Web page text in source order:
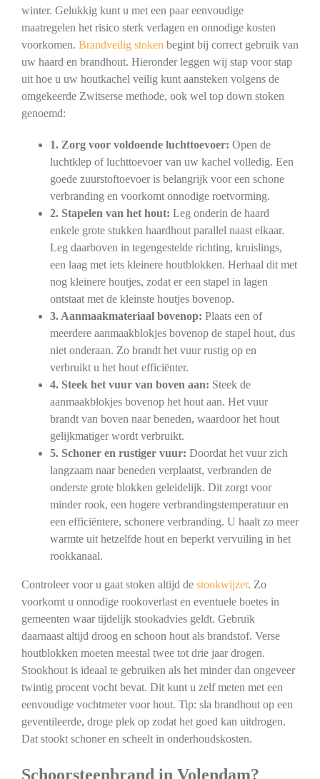
winter. Gelukkig kunt u met een paar eenvoudige
maatregelen het risico sterk verlagen en onnodige kosten
voorkomen. Brandveilig stoken begint bij correct gebruik van
uw haard en brandhout. Hieronder leggen wij stap voor stap
uit hoe u uw houtkachel veilig kunt aansteken volgens de
omgekeerde Zwitserse methode, ook wel top down stoken
genoemd:
1. Zorg voor voldoende luchttoevoer: Open de
luchtklep of luchttoevoer van uw kachel volledig. Een
goede zuurstoftoevoer is belangrijk voor een schone
verbranding en voorkomt onnodige roetvorming.
2. Stapelen van het hout: Leg onderin de haard
enkele grote stukken haardhout parallel naast elkaar.
Leg daarboven in tegengestelde richting, kruislings,
een laag met iets kleinere houtblokken. Herhaal dit met
nog kleinere houtjes, zodat er een stapel in lagen
ontstaat met de kleinste houtjes bovenop.
3. Aanmaakmateriaal bovenop: Plaats een of
meerdere aanmaakblokjes bovenop de stapel hout, dus
niet onderaan. Zo brandt het vuur rustig op en
verbruikt u het hout efficiënter.
4. Steek het vuur van boven aan: Steek de
aanmaakblokjes bovenop het hout aan. Het vuur
brandt van boven naar beneden, waardoor het hout
gelijkmatiger wordt verbruikt.
5. Schoner en rustiger vuur: Doordat het vuur zich
langzaam naar beneden verplaatst, verbranden de
onderste grote blokken geleidelijk. Dit zorgt voor
minder rook, een hogere verbrandingstemperatuur en
een efficiëntere, schonere verbranding. U haalt zo meer
warmte uit hetzelfde hout en beperkt vervuiling in het
rookkanaal.
Controleer voor u gaat stoken altijd de stookwijzer. Zo
voorkomt u onnodige rookoverlast en eventuele boetes in
gemeenten waar tijdelijk stookadvies geldt. Gebruik
daarnaast altijd droog en schoon hout als brandstof. Verse
houtblokken moeten meestal twee tot drie jaar drogen.
Stookhout is ideaal te gebruiken als het minder dan ongeveer
twintig procent vocht bevat. Dit kunt u zelf meten met een
eenvoudige vochtmeter voor hout. Tip: sla brandhout op een
geventileerde, droge plek op zodat het goed kan uitdrogen.
Dat stookt schoner en scheelt in onderhoudskosten.
Schoorsteenbrand in Volendam?